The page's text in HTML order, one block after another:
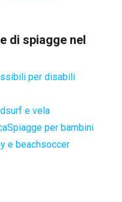
di spiagge nel
per disabili
e vela
Spiagge per bambini
e beachsoccer